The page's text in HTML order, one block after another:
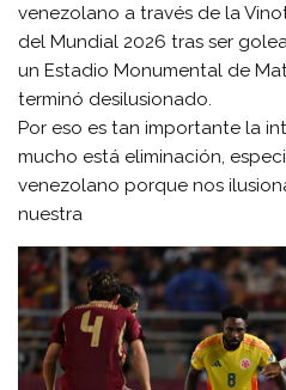
venezolano a través de la
del Mundial 2026 tras ser
un Estadio Monumental de
terminó desilusionado.
Por eso es tan importante la
mucho está eliminación,
venezolano porque nos
nuestra